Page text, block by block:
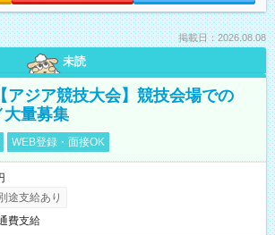
掲載日：2026.08.08
未読
アジア競技大会】競技会場での
大量募集
WEB登録・面接OK
途支給あり
費支給